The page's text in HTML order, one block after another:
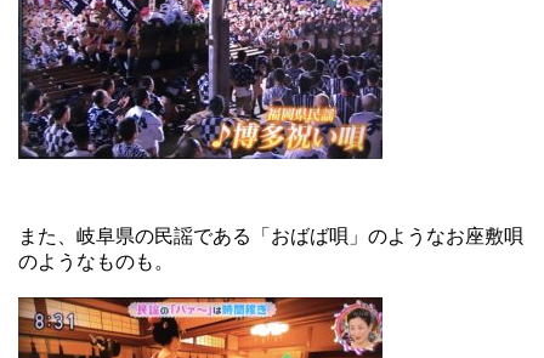
また、岐阜県の民謡である「おばば唄」のようなお座敷唄
のようなものも。